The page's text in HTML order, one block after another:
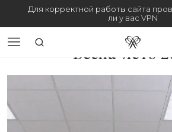
Для корректной работы сайта
ли у вас VPN
Весна-лето